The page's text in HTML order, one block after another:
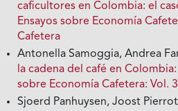
caficultores en Colombia: el
Ensayos sobre Economía
Cafetera
Antonella Samoggia, Andrea
la cadena del café en
sobre Economía Cafetera: Vol.
Sjoerd Panhuysen, Joost